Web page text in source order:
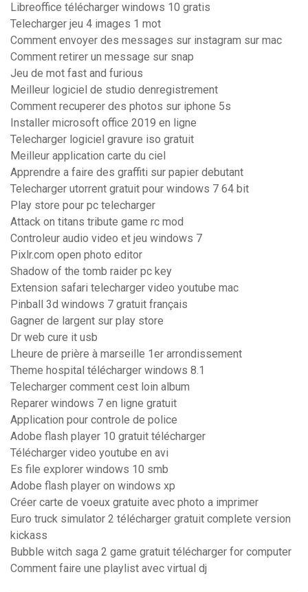
Libreoffice télécharger windows 10 gratis
Telecharger jeu 4 images 1 mot
Comment envoyer des messages sur instagram sur mac
Comment retirer un message sur snap
Jeu de mot fast and furious
Meilleur logiciel de studio denregistrement
Comment recuperer des photos sur iphone 5s
Installer microsoft office 2019 en ligne
Telecharger logiciel gravure iso gratuit
Meilleur application carte du ciel
Apprendre a faire des graffiti sur papier debutant
Telecharger utorrent gratuit pour windows 7 64 bit
Play store pour pc telecharger
Attack on titans tribute game rc mod
Controleur audio video et jeu windows 7
Pixlr.com open photo editor
Shadow of the tomb raider pc key
Extension safari telecharger video youtube mac
Pinball 3d windows 7 gratuit français
Gagner de largent sur play store
Dr web cure it usb
Lheure de prière à marseille 1er arrondissement
Theme hospital télécharger windows 8.1
Telecharger comment cest loin album
Reparer windows 7 en ligne gratuit
Application pour controle de police
Adobe flash player 10 gratuit télécharger
Télécharger video youtube en avi
Es file explorer windows 10 smb
Adobe flash player on windows xp
Créer carte de voeux gratuite avec photo a imprimer
Euro truck simulator 2 télécharger gratuit complete version
kickass
Bubble witch saga 2 game gratuit télécharger for computer
Comment faire une playlist avec virtual dj